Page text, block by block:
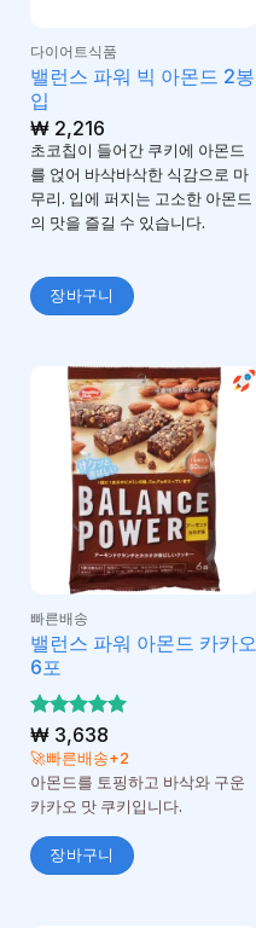
다이어트식품
밸런스 파워 빅 아몬드 2봉
입
₩2,216
초코칩이 들어간 쿠키에 아몬드
를 얹어 바삭바삭한 식감으로 마
무리. 입에 퍼지는 고소한 아몬드
의 맛을 즐길 수 있습니다.
장바구니
빠른배송
밸런스 파워 아몬드 카카오
6포
5 중에서
5로 평가
됨
₩3,638
🚀빠른배송+2
아몬드를 토핑하고 바삭와 구운
카카오 맛 쿠키입니다.
장바구니